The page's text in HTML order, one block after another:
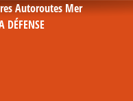
Autoroutes Mer
DÉFENSE